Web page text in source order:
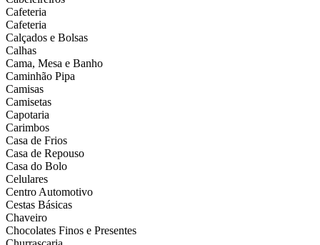
Cafeteria
Cafeteria
Calçados e Bolsas
Calhas
Cama, Mesa e Banho
Caminhão Pipa
Camisas
Camisetas
Capotaria
Carimbos
Casa de Frios
Casa de Repouso
Casa do Bolo
Celulares
Centro Automotivo
Cestas Básicas
Chaveiro
Chocolates Finos e Presentes